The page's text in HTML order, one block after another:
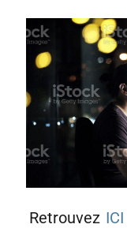
Retrouvez ICI